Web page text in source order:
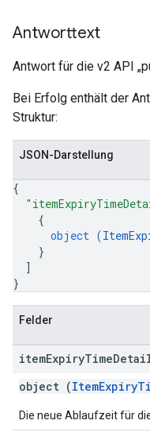
Antworttext
Antwort für die v2 API
Bei Erfolg enthält der
Struktur:
JSON-Darstellung
{
{
object (
}
]
}
Felder
itemExpiryTime
object (
Die neue Ablaufzeit für